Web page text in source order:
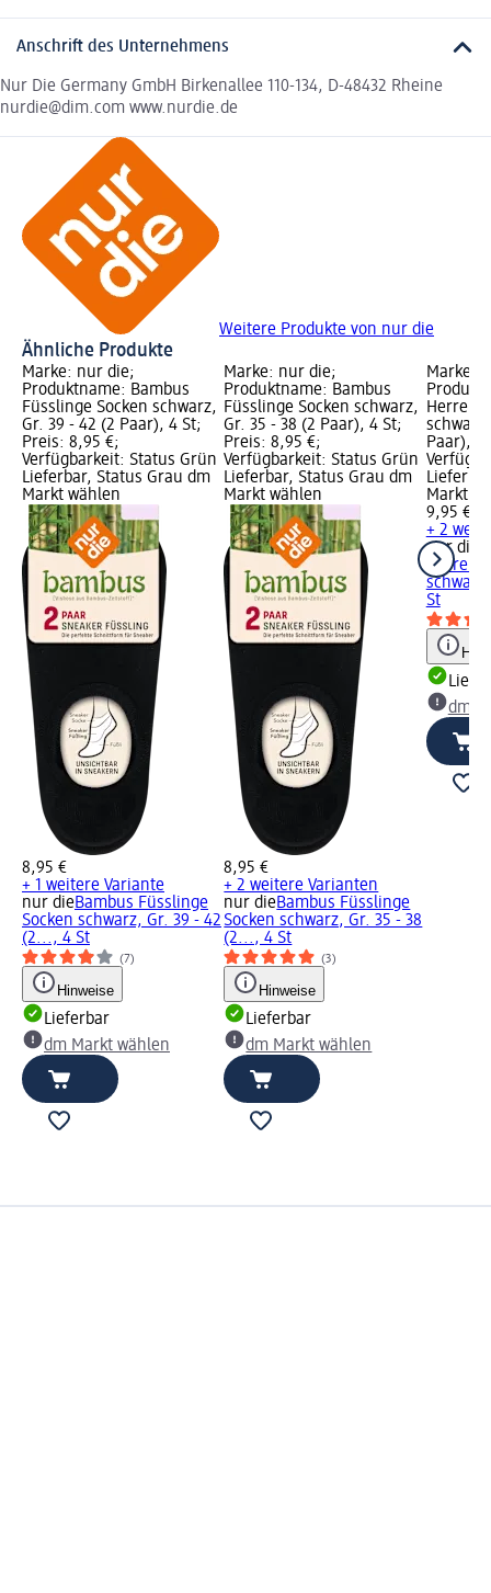
Anschrift des Unternehmens
Nur Die Germany GmbH Birkenallee 110-134, D-48432 Rheine
nurdie@dim.com www.nurdie.de
Weitere Produkte von nur die
Ähnliche Produkte
Marke: nur die;
Produktname: Bambus
Füsslinge Socken schwarz,
Gr. 39 - 42 (2 Paar), 4 St;
Preis: 8,95 €;
Verfügbarkeit: Status Grün
Lieferbar, Status Grau dm
Markt wählen
8,95 €
+ 1 weitere Variante
nur dieBambus Füsslinge
Socken schwarz, Gr. 39 - 42
(2..., 4 St
(7)
Hinweise
Lieferbar
dm Markt wählen
Marke: nur die;
Produktname: Bambus
Füsslinge Socken schwarz,
Gr. 35 - 38 (2 Paar), 4 St;
Preis: 8,95 €;
Verfügbarkeit: Status Grün
Lieferbar, Status Grau dm
Markt wählen
8,95 €
+ 2 weitere Varianten
nur dieBambus Füsslinge
Socken schwarz, Gr. 35 - 38
(2..., 4 St
(3)
Hinweise
Lieferbar
dm Markt wählen
Marke:
Paar), 4
Markt
9,95 €
+ 2
nur die
St
dm